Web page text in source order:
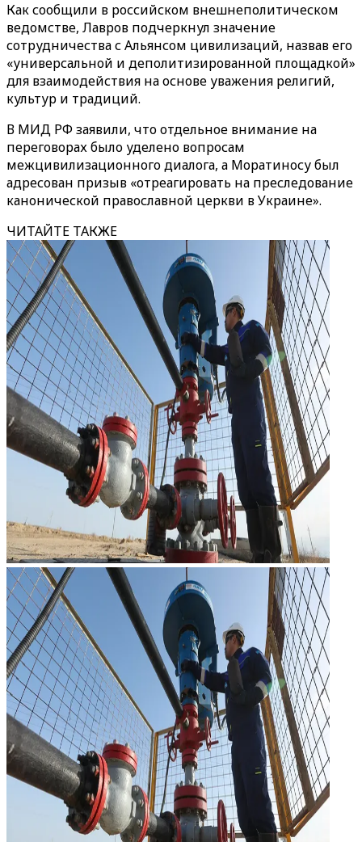
Как сообщили в российском внешнеполитическом
ведомстве, Лавров подчеркнул значение
сотрудничества с Альянсом цивилизаций, назвав его
«универсальной и деполитизированной площадкой»
для взаимодействия на основе уважения религий,
культур и традиций.
В МИД РФ заявили, что отдельное внимание на
переговорах было уделено вопросам
межцивилизационного диалога, а Моратиносу был
адресован призыв «отреагировать на преследование
канонической православной церкви в Украине».
ЧИТАЙТЕ ТАКЖЕ